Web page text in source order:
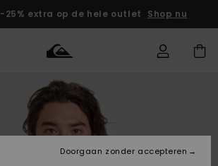
-25% extra op de hele outlet Shop nu
Kleding
Accessoires
Kleding
Accessoires
Shop
Heren Surf
Shop
Heren Snow
Shop
HEREN
OUTLET
français
Nederlands
Toegang tot
mijn bestelling
Doorgaan zonder accepteren